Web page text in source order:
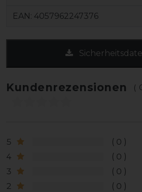
EAN: 4057962247376
Kundenrezensionen
5
0
4
0
3
0
2
0